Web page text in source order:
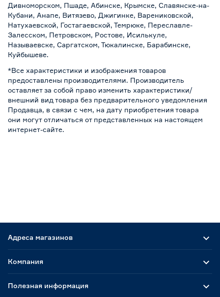
Дивноморском, Пшаде, Абинске, Крымске, Славянске-на-
Кубани, Анапе, Витязево, Джигинке, Варениковской,
Натухаевской, Гостагаевской, Темрюке, Переславле-
Залесском, Петровском, Ростове, Исилькуле,
Называевске, Саргатском, Тюкалинске, Барабинске,
Куйбышеве.
*Все характеристики и изображения товаров
предоставлены производителями. Производитель
оставляет за собой право изменить характеристики/
внешний вид товара без предварительного уведомления
Продавца, в связи с чем, на дату приобретения товара
они могут отличаться от представленных на настоящем
интернет-сайте.
Адреса магазинов
Компания
Полезная информация